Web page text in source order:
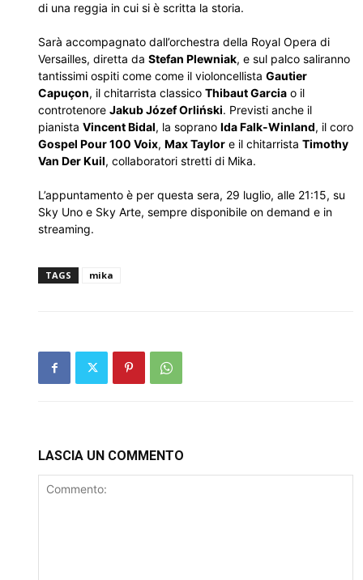
di una reggia in cui si è scritta la storia.
Sarà accompagnato dall’orchestra della Royal Opera di
Versailles, diretta da Stefan Plewniak, e sul palco saliranno
tantissimi ospiti come come il violoncellista Gautier
Capuçon, il chitarrista classico Thibaut Garcia o il
controtenore Jakub Józef Orliński. Previsti anche il
pianista Vincent Bidal, la soprano Ida Falk-Winland, il coro
Gospel Pour 100 Voix, Max Taylor e il chitarrista Timothy
Van Der Kuil, collaboratori stretti di Mika.
L’appuntamento è per questa sera, 29 luglio, alle 21:15, su
Sky Uno e Sky Arte, sempre disponibile on demand e in
streaming.
TAGS mika
LASCIA UN COMMENTO